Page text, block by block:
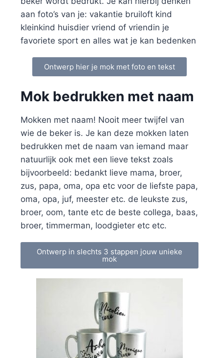
aan foto’s van je: vakantie bruiloft kind
kleinkind huisdier vriend of vriendin je
favoriete sport en alles wat je kan bedenken
Ontwerp hier je mok met foto en tekst
Mok bedrukken met naam
Mokken met naam! Nooit meer twijfel van
wie de beker is. Je kan deze mokken laten
bedrukken met de naam van iemand maar
natuurlijk ook met een lieve tekst zoals
bijvoorbeeld: bedankt lieve mama, broer,
zus, papa, oma, opa etc voor de liefste papa,
oma, opa, juf, meester etc. de leukste zus,
broer, oom, tante etc de beste collega, baas,
broer, timmerman, loodgieter etc etc.
Ontwerp in slechts 3 stappen jouw unieke
mok